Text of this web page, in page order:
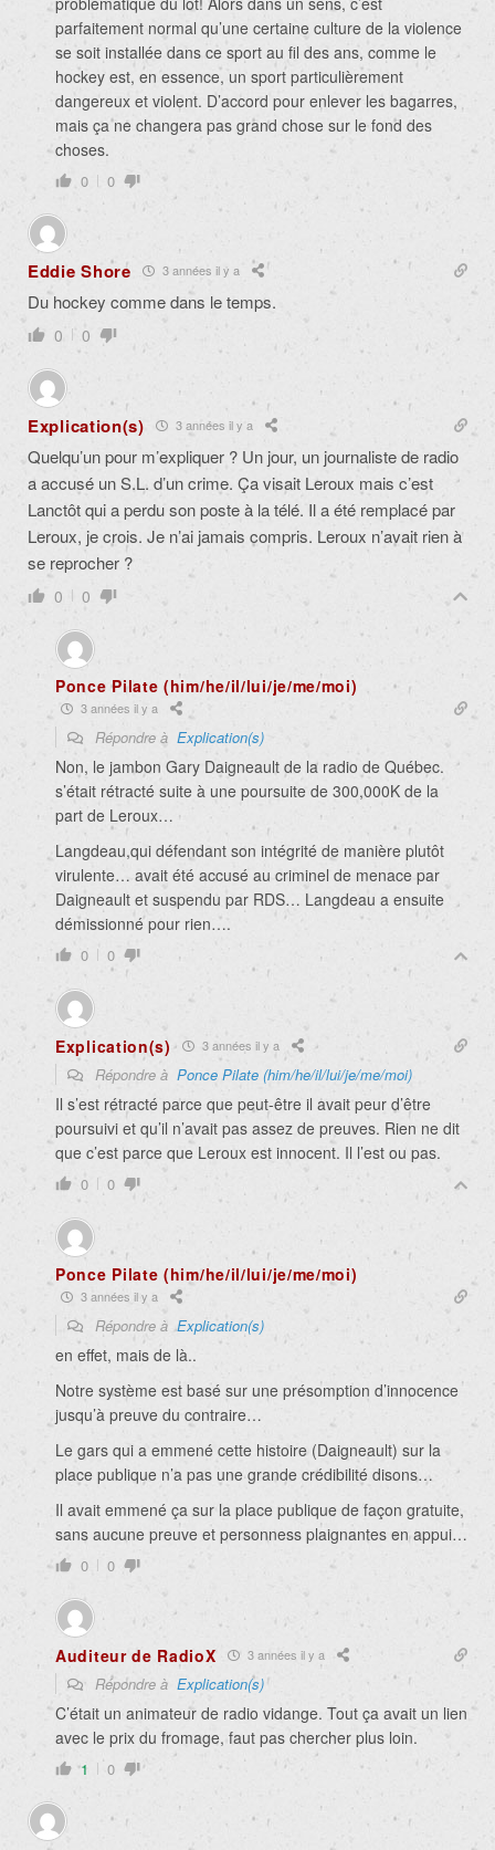
parfaitement normal qu’une certaine culture de la violence
se soit installée dans ce sport au fil des ans, comme le
hockey est, en essence, un sport particulièrement
dangereux et violent. D’accord pour enlever les bagarres,
mais ça ne changera pas grand chose sur le fond des
choses.
0 0
Eddie Shore 3 années il y a
Du hockey comme dans le temps.
0 0
Explication(s) 3 années il y a
Quelqu’un pour m’expliquer ? Un jour, un journaliste de radio
a accusé un S.L. d’un crime. Ça visait Leroux mais c’est
Lanctôt qui a perdu son poste à la télé. Il a été remplacé par
Leroux, je crois. Je n’ai jamais compris. Leroux n’avait rien à
se reprocher ?
0 0
Ponce Pilate (him/he/il/lui/je/me/moi)
3 années il y a
Répondre à Explication(s)
Non, le jambon Gary Daigneault de la radio de Québec.
s’était rétracté suite à une poursuite de 300,000K de la
part de Leroux…
Langdeau,qui défendant son intégrité de manière plutôt
virulente… avait été accusé au criminel de menace par
Daigneault et suspendu par RDS… Langdeau a ensuite
démissionné pour rien….
0 0
Explication(s) 3 années il y a
Répondre à Ponce Pilate (him/he/il/lui/je/me/moi)
Il s’est rétracté parce que peut-être il avait peur d’être
poursuivi et qu’il n’avait pas assez de preuves. Rien ne dit
que c’est parce que Leroux est innocent. Il l’est ou pas.
0 0
Ponce Pilate (him/he/il/lui/je/me/moi)
3 années il y a
Répondre àExplication(s)
en effet, mais de là..
Notre système est basé sur une présomption d’innocence
jusqu’à preuve du contraire…
Le gars qui a emmené cette histoire (Daigneault) sur la
place publique n’a pas une grande crédibilité disons…
Il avait emmené ça sur la place publique de façon gratuite,
sans aucune preuve et personness plaignantes en appui…
0 0
Auditeur de RadioX 3 années il y a
Répondre à Explication(s)
C’était un animateur de radio vidange. Tout ça avait un lien
avec le prix du fromage, faut pas chercher plus loin.
1 0